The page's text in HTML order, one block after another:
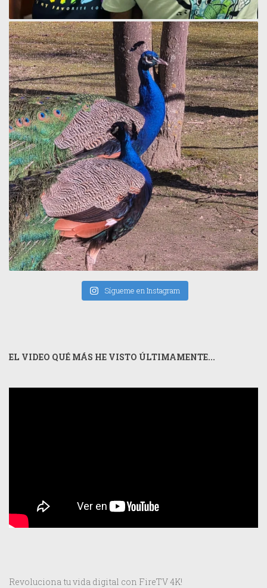
Sígueme en Instagram
EL VIDEO QUÉ MÁS HE VISTO ÚLTIMAMENTE...
Revoluciona tu vida digital con FireTV 4K!